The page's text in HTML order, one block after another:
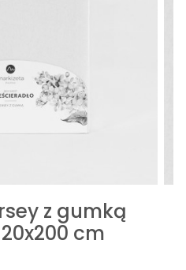
z gumką
cm